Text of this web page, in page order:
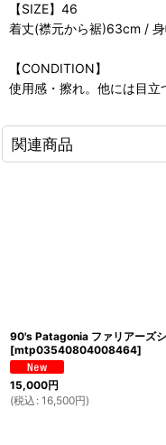
【SIZE】46
着丈(襟元から裾)63cm /
【CONDITION】
使用感・擦れ。他には目立
関連商品
90's Patagonia ファリアーズ
[mtp03540804008464]
15,000円
(税込 : 16,500円)